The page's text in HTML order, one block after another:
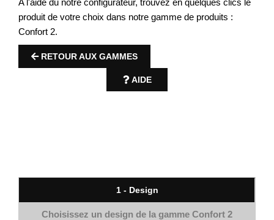
A l'aide du notre configurateur, trouvez en quelques clics le
produit de votre choix dans notre gamme de produits :
Confort 2.
RETOUR AUX GAMMES
AIDE
1 - Design
Choisissez un design de la gamme Confort 2